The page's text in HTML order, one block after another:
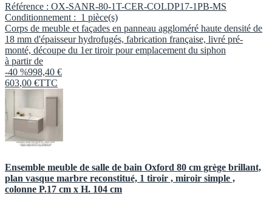
Référence : OX-SANR-80-1T-CER-COLDP17-1PB-MS
Conditionnement : 1 pièce(s)
Corps de meuble et façades en panneau aggloméré haute densité de
18 mm d'épaisseur hydrofugés, fabrication française, livré pré-
monté, découpe du 1er tiroir pour emplacement du siphon
à partir de
-40 %998,40 €
603,00 €TTC
Ensemble meuble de salle de bain Oxford 80 cm grège brillant,
plan vasque marbre reconstitué, 1 tiroir , miroir simple ,
colonne P.17 cm x H. 104 cm